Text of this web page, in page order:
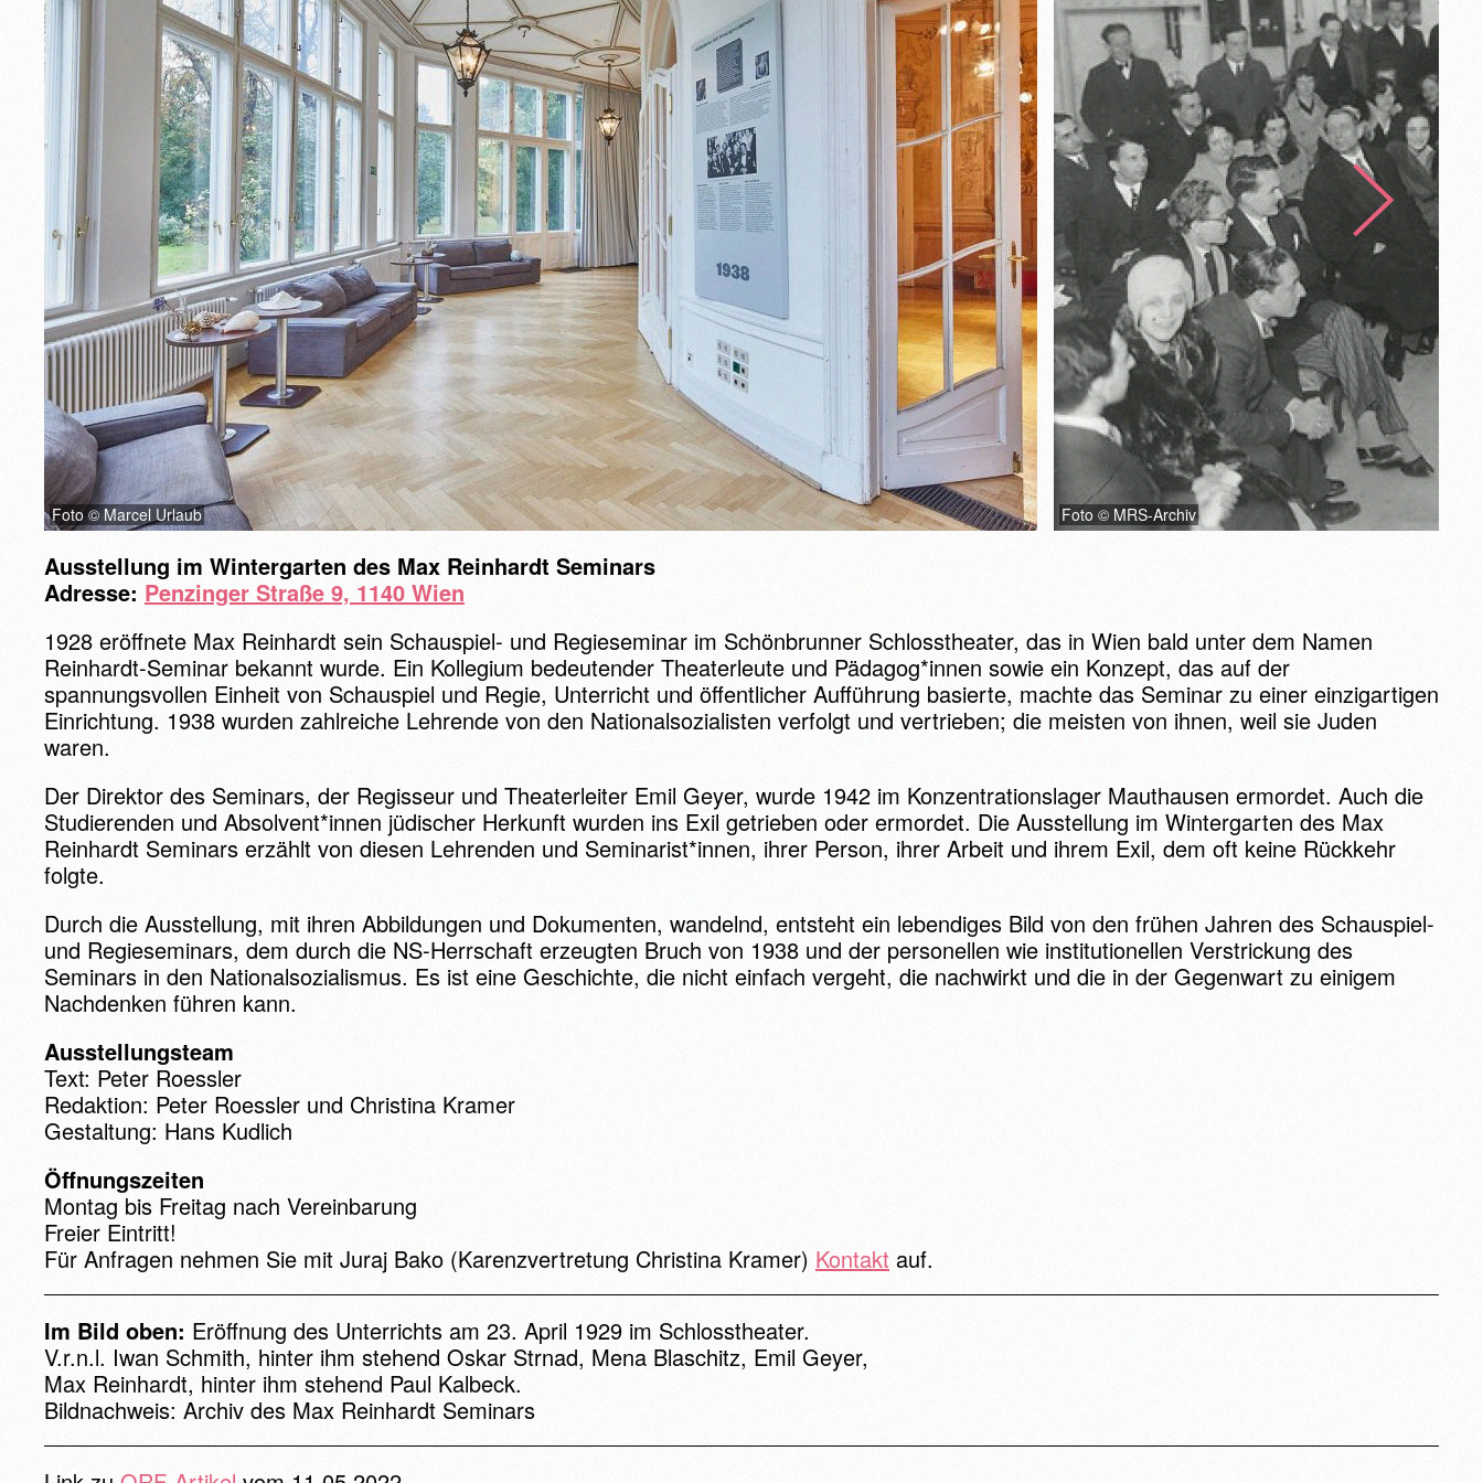
Foto © Marcel Urlaub Foto © MRS-Archiv
Ausstellung im Wintergarten des Max Reinhardt Seminars
Adresse: Penzinger Straße 9, 1140 Wien
1928 eröffnete Max Reinhardt sein Schauspiel- und Regieseminar im Schönbrunner Schlosstheater, das in Wien bald unter dem Namen
Reinhardt-Seminar bekannt wurde. Ein Kollegium bedeutender Theaterleute und Pädagog*innen sowie ein Konzept, das auf der
spannungsvollen Einheit von Schauspiel und Regie, Unterricht und öffentlicher Aufführung basierte, machte das Seminar zu einer einzigartigen
Einrichtung. 1938 wurden zahlreiche Lehrende von den Nationalsozialisten verfolgt und vertrieben; die meisten von ihnen, weil sie Juden
waren.
Der Direktor des Seminars, der Regisseur und Theaterleiter Emil Geyer, wurde 1942 im Konzentrationslager Mauthausen ermordet. Auch die
Studierenden und Absolvent*innen jüdischer Herkunft wurden ins Exil getrieben oder ermordet. Die Ausstellung im Wintergarten des Max
Reinhardt Seminars erzählt von diesen Lehrenden und Seminarist*innen, ihrer Person, ihrer Arbeit und ihrem Exil, dem oft keine Rückkehr
folgte.
Durch die Ausstellung, mit ihren Abbildungen und Dokumenten, wandelnd, entsteht ein lebendiges Bild von den frühen Jahren des Schauspiel-
und Regieseminars, dem durch die NS-Herrschaft erzeugten Bruch von 1938 und der personellen wie institutionellen Verstrickung des
Seminars in den Nationalsozialismus. Es ist eine Geschichte, die nicht einfach vergeht, die nachwirkt und die in der Gegenwart zu einigem
Nachdenken führen kann.
Ausstellungsteam
Text: Peter Roessler
Redaktion: Peter Roessler und Christina Kramer
Gestaltung: Hans Kudlich
Öffnungszeiten
Montag bis Freitag nach Vereinbarung
Freier Eintritt!
Für Anfragen nehmen Sie mit Juraj Bako (Karenzvertretung Christina Kramer) Kontakt auf.
Im Bild oben: Eröffnung des Unterrichts am 23. April 1929 im Schlosstheater.
V.r.n.l. Iwan Schmith, hinter ihm stehend Oskar Strnad, Mena Blaschitz, Emil Geyer,
Max Reinhardt, hinter ihm stehend Paul Kalbeck.
Bildnachweis: Archiv des Max Reinhardt Seminars